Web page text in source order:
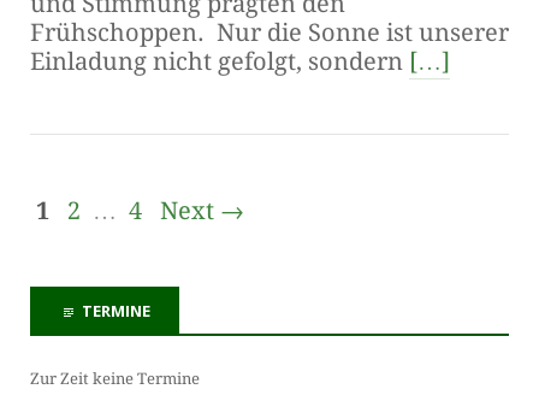
Frühschoppen. Nur die Sonne ist unserer
Einladung nicht gefolgt, sondern […]
1 2 … 4 Next →
TERMINE
Zur Zeit keine Termine